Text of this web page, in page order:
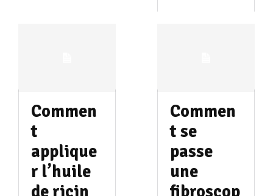
Commen
t
applique
r l’huile
de ricin
Commen
t se
passe
une
fibroscop